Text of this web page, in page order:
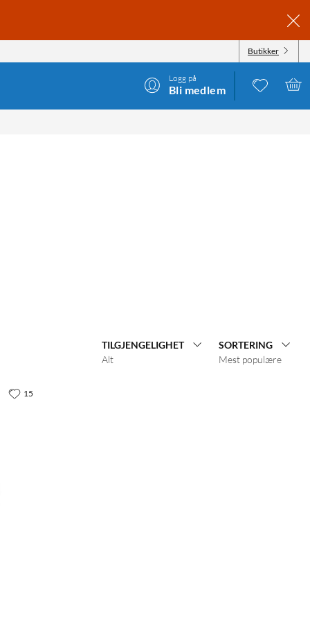
Butikker
Logg på
Bli medlem
TILGJENGELIGHET
Alt
SORTERING
Mest populære
15